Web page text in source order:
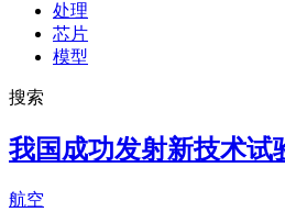
处理
芯片
模型
搜索
我国成功发射新技术试
航空